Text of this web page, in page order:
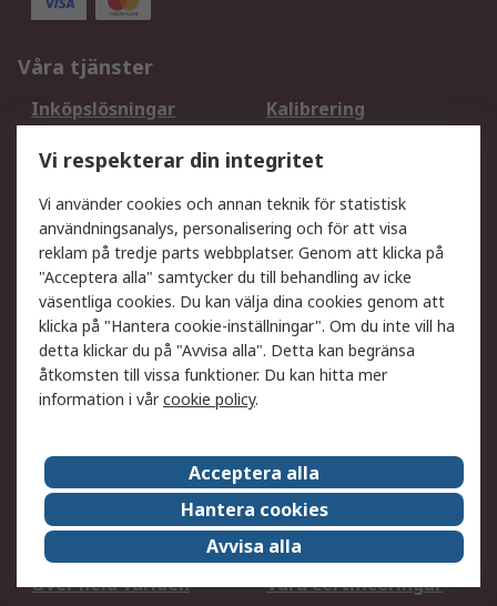
Våra tjänster
Inköpslösningar
Kalibrering
DesignSpark
Teknisk Support
Ditt lokala säljteam
Exportlösningar
Support
Få hjälp
Retur av varor
Leverans
Spåra din order
Begär en fakturakopi
Fördelar med RS-konto
Betalningsalternativ
Om RS
Försäljningsvillkor
Det juridiska
Press Centre
Jobba hos RS
ESG
Över hela världen
Våra certificeringar
Vi respekterar din integritet
Vi använder cookies och annan teknik för statistisk
användningsanalys, personalisering och för att visa
reklam på tredje parts webbplatser. Genom att klicka på
"Acceptera alla" samtycker du till behandling av icke
väsentliga cookies. Du kan välja dina cookies genom att
klicka på "Hantera cookie-inställningar". Om du inte vill ha
detta klickar du på "Avvisa alla". Detta kan begränsa
åtkomsten till vissa funktioner. Du kan hitta mer
information i vårcookie policy.
Acceptera alla
Hantera cookies
Avvisa alla